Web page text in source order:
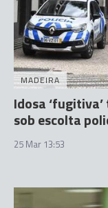
MADEIRA
Idosa
sob escolta
25 Mar 13:53